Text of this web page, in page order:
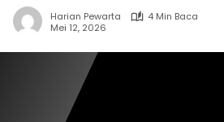
Harian Pewarta
4 Min Baca
Mei 12, 2026